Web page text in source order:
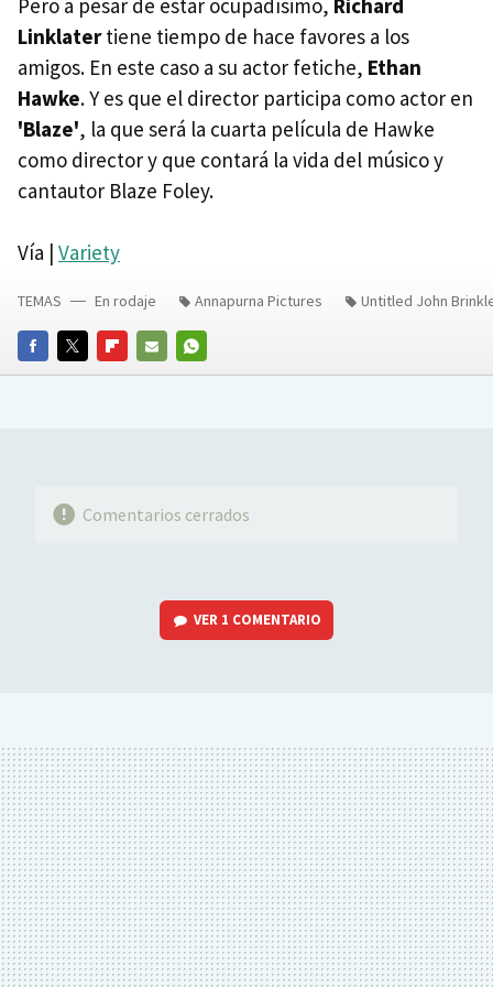
Linklatertiene tiempo de hace favores a los
amigos. En este caso a su actor fetiche, Ethan
Hawke. Y es que el director participa como actor en
'Blaze', la que será la cuarta película de Hawke
como director y que contará la vida del músico y
cantautor Blaze Foley.
Vía | Variety
FACEBOOKTWITTERFLIPBOARD
E-
WHATSAPP
TEMAS En rodaje Annapurna Pictures Untitled John
Comentarios cerrados
VER 1 COMENTARIO